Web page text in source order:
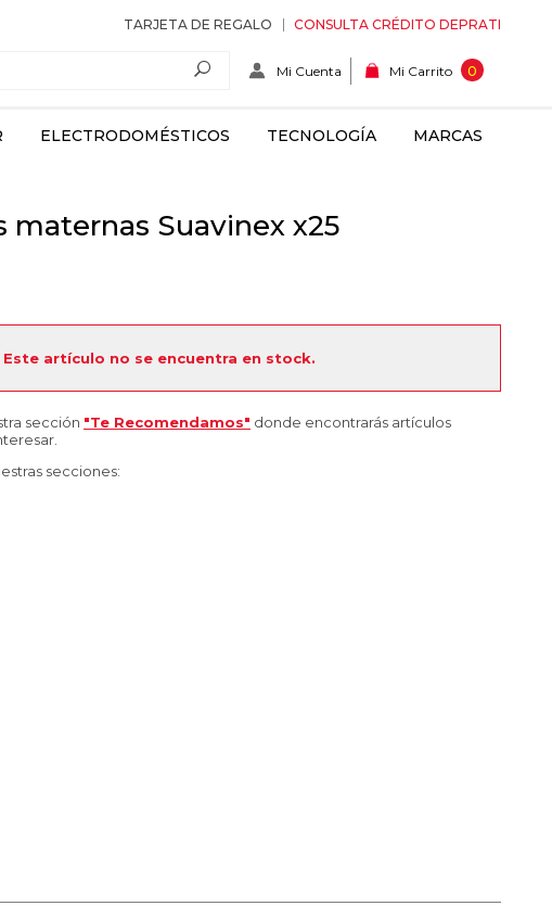
TARJETA DE REGALO CONSULTA CRÉDITO DEPRATI
Mi Cuenta Mi Carrito 0
ELECTRODOMÉSTICOS TECNOLOGÍA MARCAS
maternas Suavinex x25
Este artículo no se encuentra en stock.
sección "Te Recomendamos" donde encontrarás artículos
secciones: